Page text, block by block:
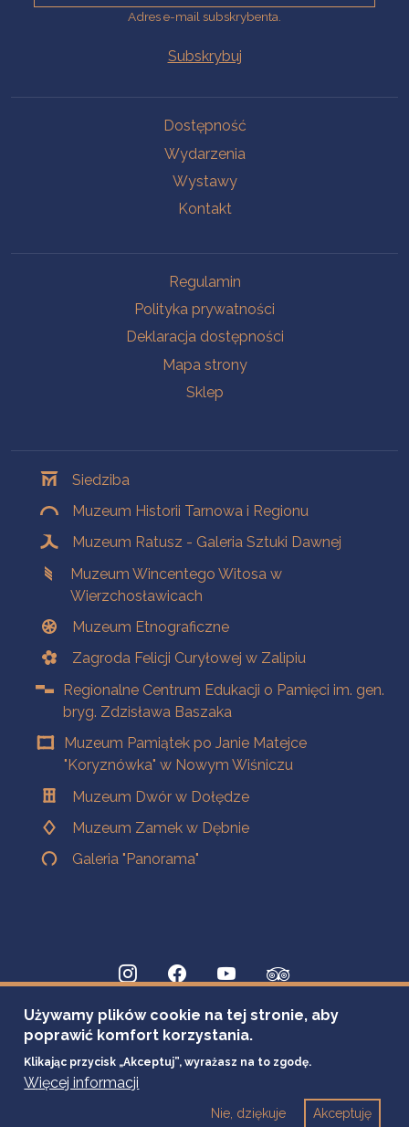
Adres e-mail subskrybenta.
Dostępność
Wydarzenia
Wystawy
Kontakt
Regulamin
Polityka prywatności
Deklaracja dostępności
Mapa strony
Sklep
Siedziba
Muzeum Historii Tarnowa i Regionu
Muzeum Ratusz - Galeria Sztuki Dawnej
Muzeum Wincentego Witosa w
Wierzchosławicach
Muzeum Etnograficzne
Zagroda Felicji Curyłowej w Zalipiu
Regionalne Centrum Edukacji o Pamięci im. gen.
bryg. Zdzisława Baszaka
Muzeum Pamiątek po Janie Matejce
"Koryznówka" w Nowym Wiśniczu
Muzeum Dwór w Dołędze
Muzeum Zamek w Dębnie
Galeria "Panorama"
Używamy plików cookie na tej stronie, aby
poprawić komfort korzystania.
Klikając przycisk „Akceptuj”, wyrażasz na to zgodę.
Więcej informacji
Akceptuję
Nie, dziękuje